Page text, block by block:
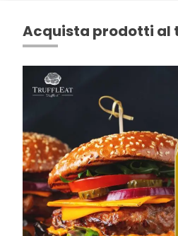
Acquista prodotti al